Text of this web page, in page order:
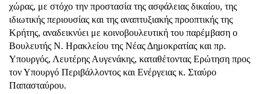
χώρας, με στόχο την προστασία της ασφάλειας δικαίου, της
ιδιωτικής περιουσίας και της αναπτυξιακής προοπτικής της
Κρήτης, αναδεικνύει με κοινοβουλευτική του παρέμβαση ο
Βουλευτής Ν. Ηρακλείου της Νέας Δημοκρατίας και πρ.
Υπουργός, Λευτέρης Αυγενάκης, καταθέτοντας Ερώτηση προς
τον Υπουργό Περιβάλλοντος και Ενέργειας κ. Σταύρο
Παπασταύρου.